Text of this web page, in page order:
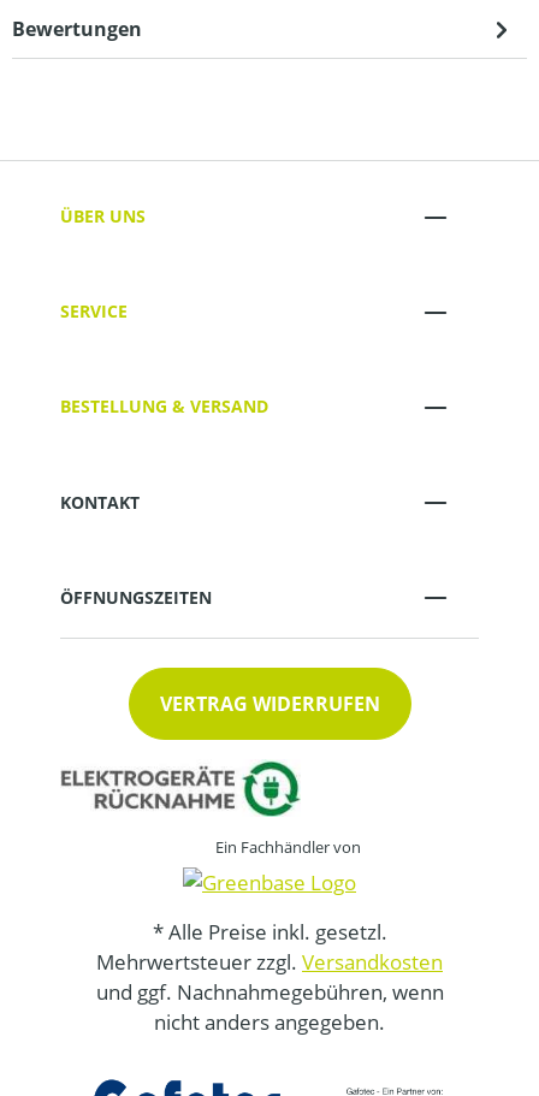
Bewertungen
ÜBER UNS
SERVICE
BESTELLUNG & VERSAND
KONTAKT
ÖFFNUNGSZEITEN
VERTRAG WIDERRUFEN
Ein Fachhändler von
* Alle Preise inkl. gesetzl.
Mehrwertsteuer zzgl. Versandkosten
und ggf. Nachnahmegebühren, wenn
nicht anders angegeben.